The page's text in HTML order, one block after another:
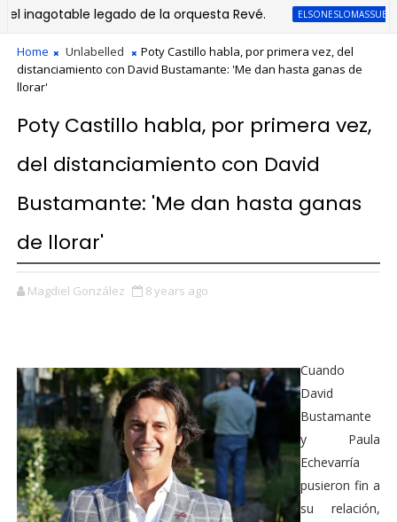
legado de la orquesta Revé.
Home Unlabelled
Poty Castillo habla, por primera vez, del
distanciamiento con David Bustamante: 'Me dan hasta ganas de
llorar'
Poty Castillo habla, por primera vez,
del distanciamiento con David
Bustamante: 'Me dan hasta ganas
de llorar'
Magdiel González 8 years ago
Cuando
David
Bustamante
y Paula
Echevarría
pusieron fin a
su relación,